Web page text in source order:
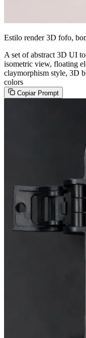
Estilo render 3D fofo,
A set of abstract 3D UI
isometric view, floating
claymorphism style, 3D
colors
Copiar Prompt